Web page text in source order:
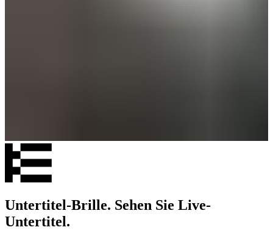
Untertitel-Brille. Sehen Sie Live-
Untertitel.